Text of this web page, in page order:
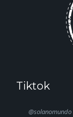
Tiktok
@solanomundo